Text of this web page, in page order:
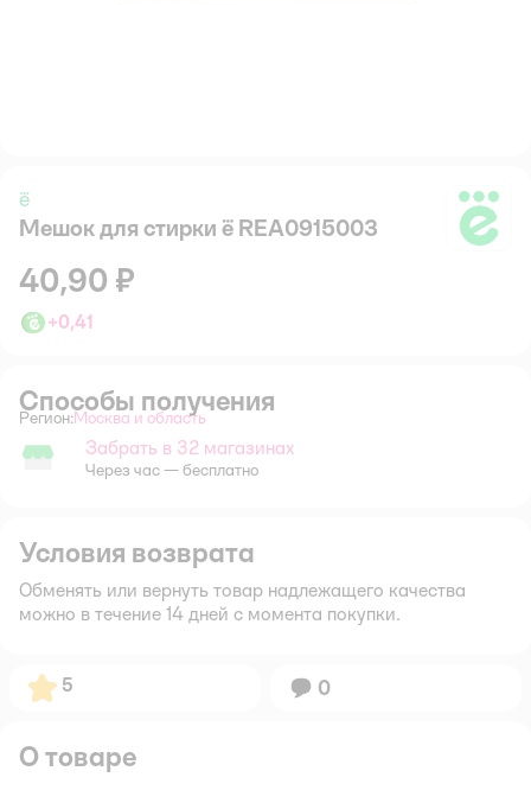
ё
Мешок для стирки ё REA0915003
40,90 ₽
+0,41
Способы получения
Регион: Выбор адреса доставки.
Москва и область
Забрать в магазине
Забрать в 32 магазинах
Через час — бесплатно
Условия возврата
Обменять или вернуть товар надлежащего качества
можно в течение 14 дней с момента покупки.
Рейтинг:
5 Вопросов:
0
О товаре